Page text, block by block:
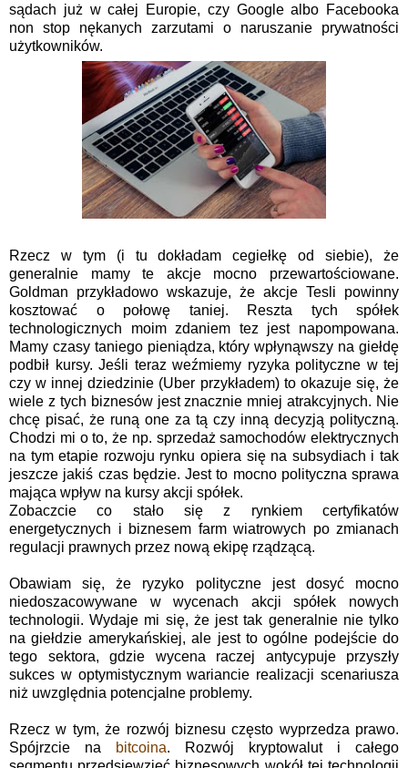
sądach już w całej Europie, czy Google albo Facebooka
non stop nękanych zarzutami o naruszanie prywatności
użytkowników.
Rzecz w tym (i tu dokładam cegiełkę od siebie), że
generalnie mamy te akcje mocno przewartościowane.
Goldman przykładowo wskazuje, że akcje Tesli powinny
kosztować o połowę taniej. Reszta tych spółek
technologicznych moim zdaniem tez jest napompowana.
Mamy czasy taniego pieniądza, który wpłynąwszy na giełdę
podbił kursy. Jeśli teraz weźmiemy ryzyka polityczne w tej
czy w innej dziedzinie (Uber przykładem) to okazuje się, że
wiele z tych biznesów jest znacznie mniej atrakcyjnych. Nie
chcę pisać, że runą one za tą czy inną decyzją polityczną.
Chodzi mi o to, że np. sprzedaż samochodów elektrycznych
na tym etapie rozwoju rynku opiera się na subsydiach i tak
jeszcze jakiś czas będzie. Jest to mocno polityczna sprawa
mająca wpływ na kursy akcji spółek.
Zobaczcie co stało się z rynkiem certyfikatów
energetycznych i biznesem farm wiatrowych po zmianach
regulacji prawnych przez nową ekipę rządzącą.
Obawiam się, że ryzyko polityczne jest dosyć mocno
niedoszacowywane w wycenach akcji spółek nowych
technologii. Wydaje mi się, że jest tak generalnie nie tylko
na giełdzie amerykańskiej, ale jest to ogólne podejście do
tego sektora, gdzie wycena raczej antycypuje przyszły
sukces w optymistycznym wariancie realizacji scenariusza
niż uwzględnia potencjalne problemy.
Rzecz w tym, że rozwój biznesu często wyprzedza prawo.
Spójrzcie na bitcoina. Rozwój kryptowalut i całego